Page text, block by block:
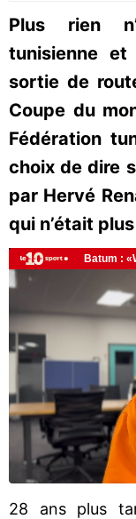
Plus rien
tunisienne et
sortie de
Coupe du
Fédération
choix de dire
par Hervé
qui n’était
28 ans plus